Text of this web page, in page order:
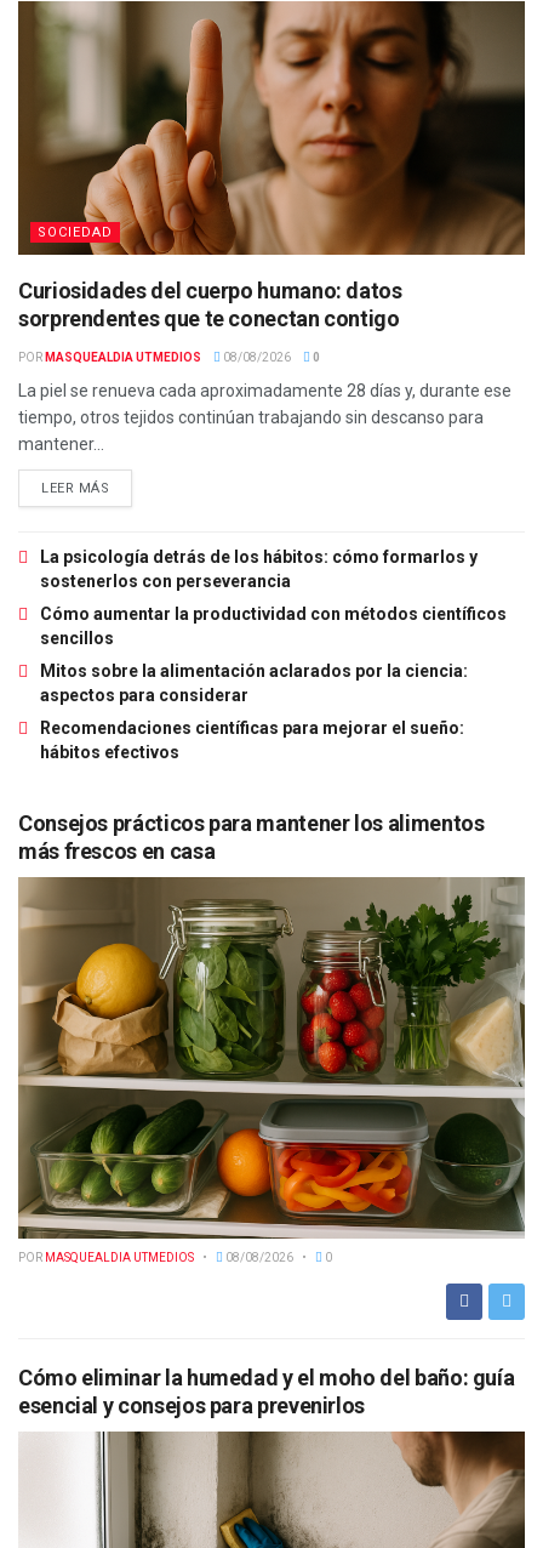
SOCIEDAD
Curiosidades del cuerpo humano: datos
sorprendentes que te conectan contigo
POR MASQUEALDIA UTMEDIOS 08/08/2026 0
La piel se renueva cada aproximadamente 28 días y, durante ese
tiempo, otros tejidos continúan trabajando sin descanso para
mantener...
LEER MÁS
La psicología detrás de los hábitos: cómo formarlos y
sostenerlos con perseverancia
Cómo aumentar la productividad con métodos científicos
sencillos
Mitos sobre la alimentación aclarados por la ciencia:
aspectos para considerar
Recomendaciones científicas para mejorar el sueño:
hábitos efectivos
Consejos prácticos para mantener los alimentos
más frescos en casa
POR MASQUEALDIA UTMEDIOS 08/08/2026 0
Cómo eliminar la humedad y el moho del baño: guía
esencial y consejos para prevenirlos